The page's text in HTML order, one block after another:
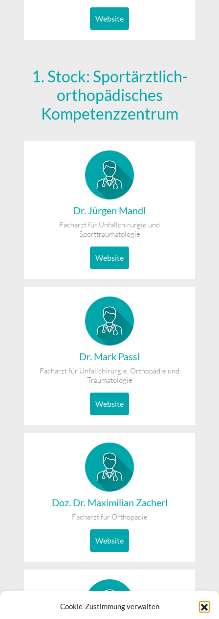
Cookie-Zustimmung verwalten
Website
1. Stock: Sportärztlich-
orthopädisches
Kompetenzzentrum
Dr. Jürgen Mandl
Facharzt für Unfallchirurgie und
Sporttraumatologie
Website
Dr. Mark Passl
Facharzt für Unfallchirurgie, Orthopädie und
Traumatologie
Website
Doz. Dr. Maximilian Zacherl
Facharzt für Orthopädie
Website